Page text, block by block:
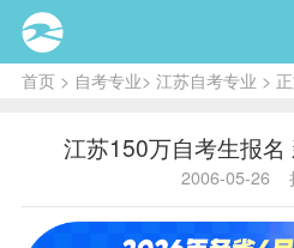
首页> 自考专业> 江苏自考专业 >
江苏150万自考生报
2006-05-26
内